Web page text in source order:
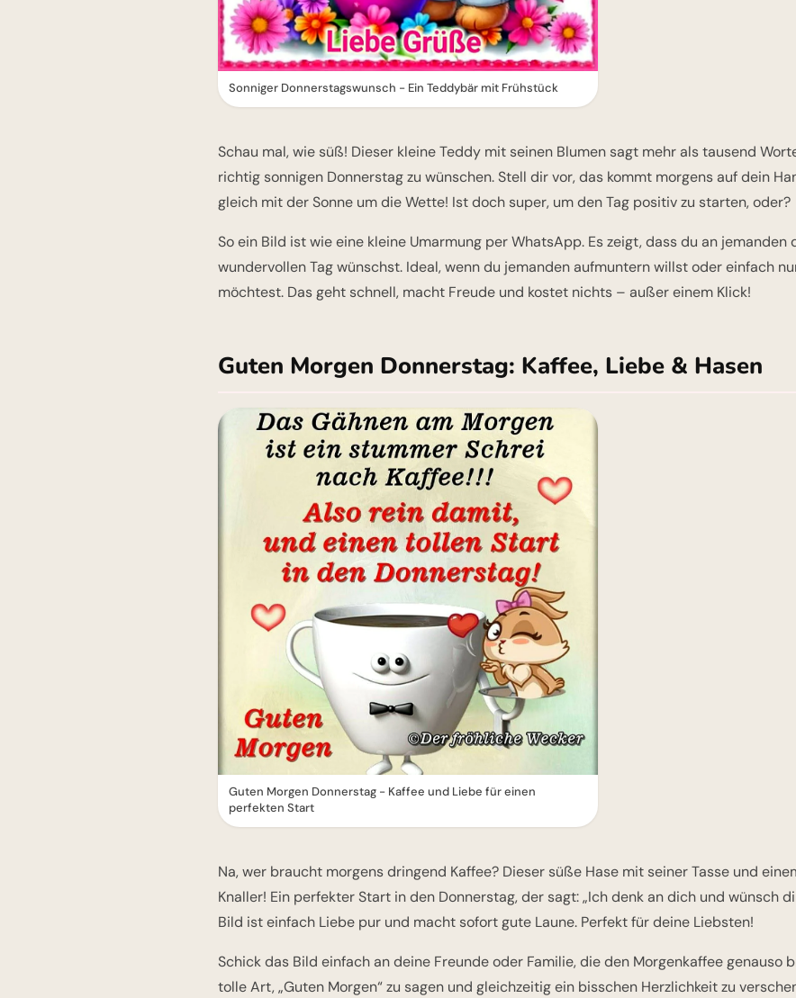
Sonniger Donnerstagswunsch - Ein Teddybär mit Frühstück
Schau mal, wie süß! Dieser kleine Teddy mit seinen Blumen sagt mehr als tausend
richtig sonnigen Donnerstag zu wünschen. Stell dir vor, das kommt morgens auf dein
gleich mit der Sonne um die Wette! Ist doch super, um den Tag positiv zu starten, oder?
So ein Bild ist wie eine kleine Umarmung per WhatsApp. Es zeigt, dass du an jemanden
wundervollen Tag wünschst. Ideal, wenn du jemanden aufmuntern willst oder einfach
möchtest. Das geht schnell, macht Freude und kostet nichts – außer einem Klick!
Guten Morgen Donnerstag: Kaffee, Liebe & Hasen
Guten Morgen Donnerstag - Kaffee und Liebe für einen
perfekten Start
Na, wer braucht morgens dringend Kaffee? Dieser süße Hase mit seiner Tasse und
Knaller! Ein perfekter Start in den Donnerstag, der sagt: „Ich denk an dich und wünsch
Bild ist einfach Liebe pur und macht sofort gute Laune. Perfekt für deine Liebsten!
Schick das Bild einfach an deine Freunde oder Familie, die den Morgenkaffee genauso
tolle Art, „Guten Morgen“ zu sagen und gleichzeitig ein bisschen Herzlichkeit zu